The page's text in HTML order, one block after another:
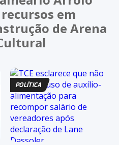
em
de Arena
POLÍTICA